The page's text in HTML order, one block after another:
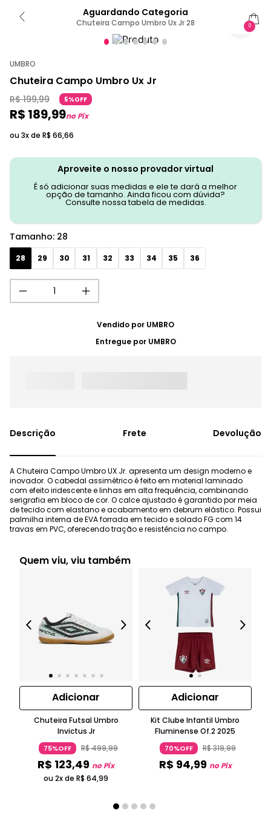
Aguardando Categoria
Chuteira Campo Umbro Ux Jr 28 0
UMBRO
Chuteira Campo Umbro Ux Jr
R$ 199,99 5%OFF
R$ 189,99no Pix
ou 3x de R$ 66,66
Aproveite o nosso provador virtual
É só adicionar suas medidas e ele te dará a melhor
opção de tamanho. Ainda ficou com dúvida?
Consulte nossa tabela de medidas.
Tamanho: 28
28 29 30 31 32 33 34 35 36
Vendido por UMBRO
Entregue por UMBRO
Frete Devolução
A Chuteira Campo Umbro UX Jr. apresenta um design moderno e
inovador. O cabedal assimétrico é feito em material laminado
com efeito iridescente e linhas em alta frequência, combinando
serigrafia em bloco de cor. O calce ajustado é garantido por meia
de tecido com elastano e acabamento em debrum elástico. Possui
palmilha interna de EVA forrada em tecido e solado FG com 14
travas em PVC, oferecendo tração e resistência no campo.
Quem viu, viu também
Adicionar
Chuteira Futsal Umbro
Invictus Jr
75%OFF R$499,99
R$ 123,49 no Pix
ou 2x de R$ 64,99
Adicionar
Kit Clube Infantil Umbro
Fluminense Of.2 2025
70%OFF R$319,99
R$ 94,99 no Pix